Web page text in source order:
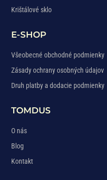
Krištálové sklo
E-SHOP
Všeobecné obchodné podmienky
Zásady ochrany osobných údajov
Druh platby a dodacie podmienky
TOMDUS
O nás
Blog
Kontakt